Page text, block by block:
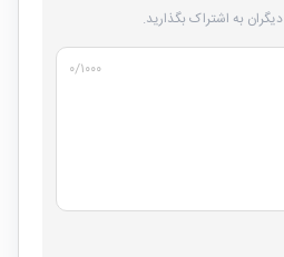
به اشتراک بگذارید.
۰/۱۰۰۰